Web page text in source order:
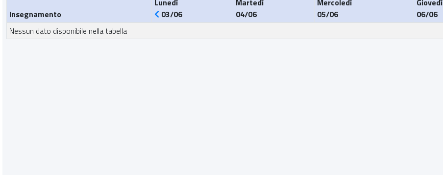
Insegnamento
Lunedì
03/06
Martedì
04/06
Mercoledì
05/06
Giovedì
06/06
Nessun dato disponibile nella tabella